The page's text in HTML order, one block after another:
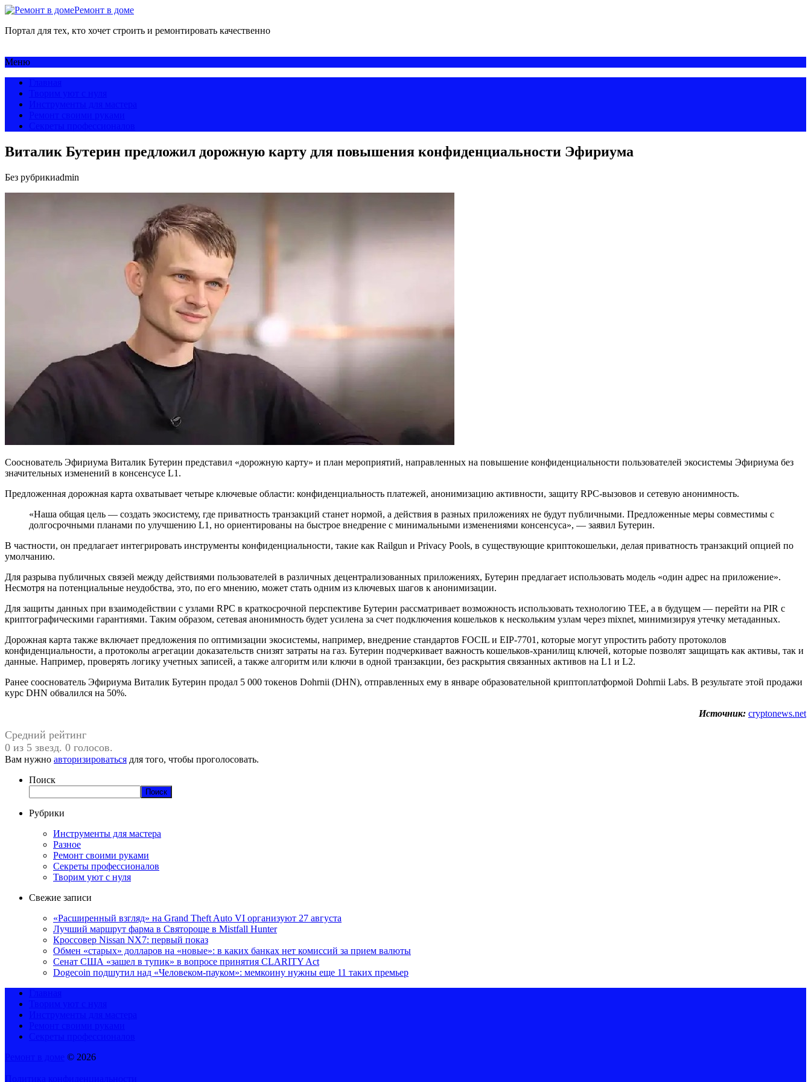
Ремонт в доме
Портал для тех, кто хочет строить и ремонтировать качественно
Меню
Виталик Бутерин предложил дорожную карту для повышения конфиденциальности Эфириума
Без рубрикиadmin
Сооснователь Эфириума Виталик Бутерин представил «дорожную карту» и план мероприятий, направленных на повышение конфиденциальности пользователей экосистемы Эфириума без
значительных изменений в консенсусе L1.
Предложенная дорожная карта охватывает четыре ключевые области: конфиденциальность платежей, анонимизацию активности, защиту RPC-вызовов и сетевую анонимность.
«Наша общая цель — создать экосистему, где приватность транзакций станет нормой, а действия в разных приложениях не будут публичными. Предложенные меры совместимы с
долгосрочными планами по улучшению L1, но ориентированы на быстрое внедрение с минимальными изменениями консенсуса», — заявил Бутерин.
В частности, он предлагает интегрировать инструменты конфиденциальности, такие как Railgun и Privacy Pools, в существующие криптокошельки, делая приватность транзакций опцией по
умолчанию.
Для разрыва публичных связей между действиями пользователей в различных децентрализованных приложениях, Бутерин предлагает использовать модель «один адрес на приложение».
Несмотря на потенциальные неудобства, это, по его мнению, может стать одним из ключевых шагов к анонимизации.
Для защиты данных при взаимодействии с узлами RPC в краткосрочной перспективе Бутерин рассматривает возможность использовать технологию TEE, а в будущем — перейти на PIR с
криптографическими гарантиями. Таким образом, сетевая анонимность будет усилена за счет подключения кошельков к нескольким узлам через mixnet, минимизируя утечку метаданных.
Дорожная карта также включает предложения по оптимизации экосистемы, например, внедрение стандартов FOCIL и EIP-7701, которые могут упростить работу протоколов
конфиденциальности, а протоколы агрегации доказательств снизят затраты на газ. Бутерин подчеркивает важность кошельков-хранилищ ключей, которые позволят защищать как активы, так и
данные. Например, проверять логику учетных записей, а также алгоритм или ключи в одной транзакции, без раскрытия связанных активов на L1 и L2.
Ранее сооснователь Эфириума Виталик Бутерин продал 5 000 токенов Dohrnii (DHN), отправленных ему в январе образовательной криптоплатформой Dohrnii Labs. В результате этой продажи
курс DHN обвалился на 50%.
Источник: cryptonews.net
Средний рейтинг
0 из 5 звезд. 0 голосов.
Вам нужно авторизироваться для того, чтобы проголосовать.
Поиск
Поиск
Рубрики
Инструменты для мастера
Разное
Ремонт своими руками
Секреты профессионалов
Творим уют с нуля
Свежие записи
«Расширенный взгляд» на Grand Theft Auto VI организуют 27 августа
Лучший маршрут фарма в Святороще в Mistfall Hunter
Кроссовер Nissan NX7: первый показ
Обмен «старых» долларов на «новые»: в каких банках нет комиссий за прием валюты
Сенат США «зашел в тупик» в вопросе принятия CLARITY Act
Dogecoin подшутил над «Человеком-пауком»: мемкоину нужны еще 11 таких премьер
© 2026